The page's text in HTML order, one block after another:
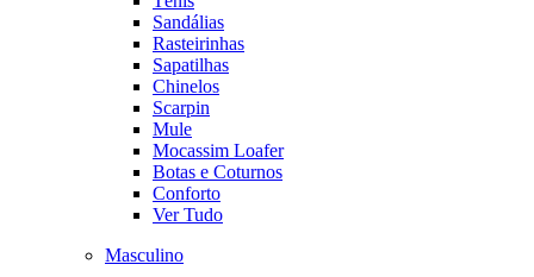
Sandálias
Rasteirinhas
Sapatilhas
Chinelos
Scarpin
Mule
Mocassim Loafer
Botas e Coturnos
Conforto
Ver Tudo
Masculino